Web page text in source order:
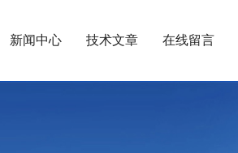
新闻中心 技术文章 在线留言